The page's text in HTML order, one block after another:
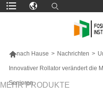
nach Hause > Nachrichten >
Innovativer Rollator verändert die
Senioren
MEHR PRODUKTE